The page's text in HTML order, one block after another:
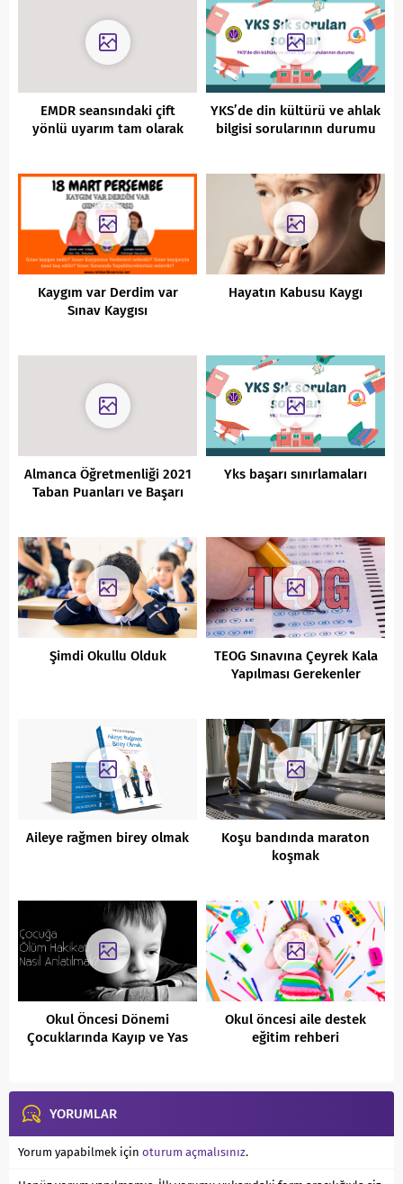
EMDR seansındaki çift
yönlü uyarım tam olarak
YKS’de din kültürü ve ahlak
bilgisi sorularının durumu
Kaygım var Derdim var
Sınav Kaygısı
Hayatın Kabusu Kaygı
Almanca Öğretmenliği 2021
Taban Puanları ve Başarı
Yks başarı sınırlamaları
Şimdi Okullu Olduk
TEOG Sınavına Çeyrek Kala
Yapılması Gerekenler
Aileye rağmen birey olmak
Koşu bandında maraton
koşmak
Okul Öncesi Dönemi
Çocuklarında Kayıp ve Yas
Okul öncesi aile destek
eğitim rehberi
YORUMLAR
Yorum yapabilmek için oturum açmalısınız.